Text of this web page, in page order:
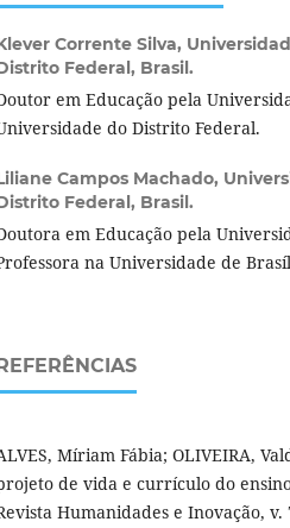
Corrente Silva,
Federal, Brasil.
em Educação pela
do Distrito Federal.
Campos Machado,
Federal, Brasil.
em Educação pela
na Universidade de
Míriam Fábia; OLIVEIRA,
de vida e currículo do
Humanidades e Inovação,